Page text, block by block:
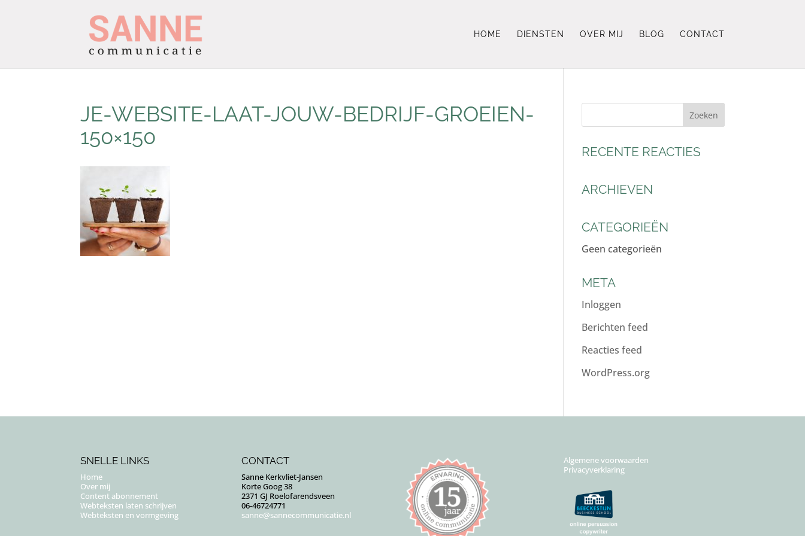
HOME DIENSTEN OVER MIJ BLOG CONTACT
JE-WEBSITE-LAAT-JOUW-BEDRIJF-GROEIEN-
150×150
RECENTE REACTIES
ARCHIEVEN
CATEGORIEËN
Geen categorieën
META
Inloggen
Berichten feed
Reacties feed
WordPress.org
SNELLE LINKS
Home
Over mij
Content abonnement
Webteksten laten schrijven
Webteksten en vormgeving
CONTACT
Sanne Kerkvliet-Jansen
Korte Goog 38
2371 GJ Roelofarendsveen
06-46724771
sanne@sannecommunicatie.nl
Algemene voorwaarden
Privacyverklaring